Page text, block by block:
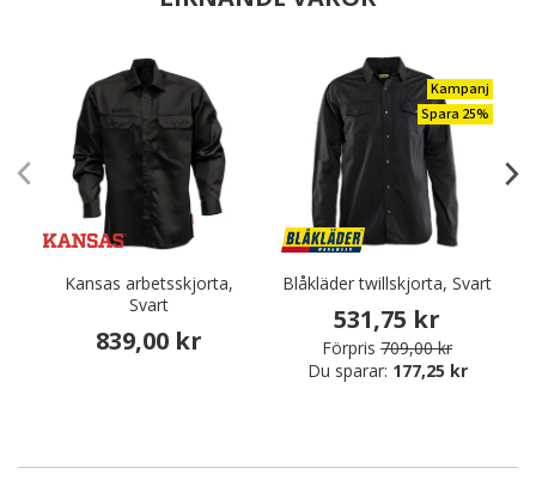
Kansas arbetsskjorta,
Svart
839,00 kr
Kampanj
Spara 25%
Blåkläder twillskjorta, Svart
531,75 kr
Förpris 709,00 kr
Du sparar: 177,25 kr